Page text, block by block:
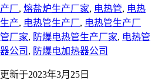
厂, 熔盐炉生产厂家, 电热管, 电热
产, 电热管生产厂, 电热管生产厂
厂家, 防爆电热管生产厂家, 电热管
公司 , 防爆电加热器公司
新于2023年3月25日